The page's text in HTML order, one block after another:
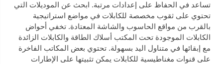
تساعد في الحفاظ على إعدادات مرتبة. ابحث عن الموديلات التي
تحتوي على ثقوب مخصصة للكابلات في مواضع استراتيجية
بالقرب من مواقع الحاسوب والشاشة المعتادة. تخفي أحواض
الكابلات الموجودة تحت المكتب أسلاك الطاقة والكابلات الزائدة
مع إبقائها في متناول اليد بسهولة. تحتوي بعض المكاتب الفاخرة
على قنوات مغناطيسية للكابلات يمكن تثبيتها على الإطارات